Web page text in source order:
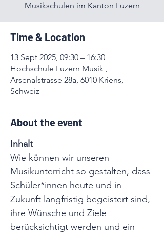
Musikschulen im Kanton Luzern
Time & Location
13 Sept 2025, 09:30 – 16:30
Hochschule Luzern Musik ,
Arsenalstrasse 28a, 6010 Kriens,
Schweiz
About the event
Inhalt
Wie können wir unseren
Musikunterricht so gestalten, dass
Schüler*innen heute und in
Zukunft langfristig begeistert sind,
ihre Wünsche und Ziele
berücksichtigt werden und ein